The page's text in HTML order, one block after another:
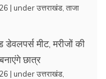
| underउत्तराखंड ताजा
डेवलपर्स मीट, मरीजों की
छात्र
| underउत्तराखंड